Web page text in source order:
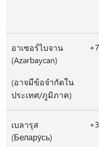
อาเซอร์ไบจาน
(Azərbaycan)
(อาจมีข้อจํากัดใน
ประเทศ/ภูมิภาค)
+7
เบลารุส
(Белару́сь)